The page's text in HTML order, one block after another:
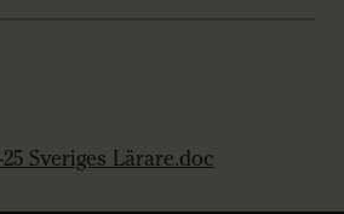
Sveriges Lärare.doc